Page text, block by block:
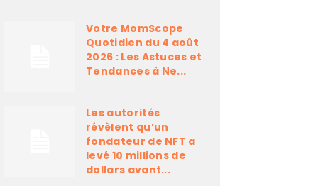
Votre MomScope
Quotidien du 4 août
2026 : Les Astuces et
Tendances à Ne...
Les autorités
révèlent qu’un
fondateur de NFT a
levé 10 millions de
dollars avant...